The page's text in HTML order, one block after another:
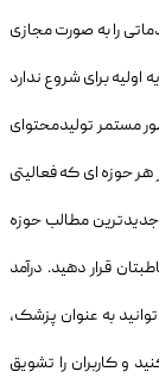
را به صورت مجازی
اولیه برای شروع ندارد
مستمر تولیدمحتوای
حوزه ای که فعالیتی
جدیدترین مطالب حوزه
قرار دهید. درآمد
به عنوان پزشک،
و کاربران را تشویق